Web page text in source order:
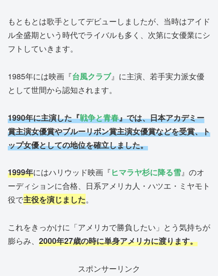
もともとは歌手としてデビューしましたが、当時はアイド
ル全盛期という時代でライバルも多く、次第に女優業にシ
フトしていきます。
1985年には映画『台風クラブ』に主演、若手実力派女優
として世間から認知されます。
1990年に主演した『戦争と青春』では、日本アカデミー
賞主演女優賞やブルーリボン賞主演女優賞などを受賞、ト
ップ女優としての地位を確立しました。
1999年にはハリウッド映画『ヒマラヤ杉に降る雪』のオ
ーディションに合格、日系アメリカ人・ハツエ・ミヤモト
役で主役を演じました。
これをきっかけに「アメリカで勝負したい」とう気持ちが
膨らみ、 2000年27歳の時に単身アメリカに渡ります。
スポンサーリンク